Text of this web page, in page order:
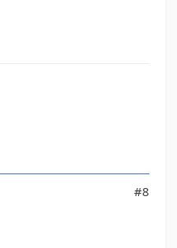
#8